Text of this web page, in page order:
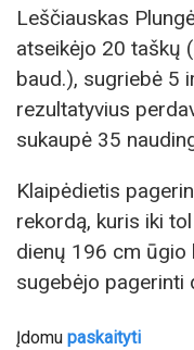
Leščiauskas
atseikėjo 20 taškų
baud.), sugriebė 5
rezultatyvius
sukaupė 35
Klaipėdietis
rekordą, kuris iki
dienų 196 cm ūgio
sugebėjo pagerinti
Įdomu paskaityti